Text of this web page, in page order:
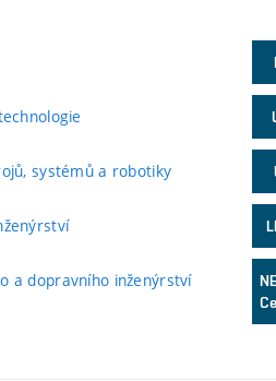
systémů a robotiky
a dopravního inženýrství